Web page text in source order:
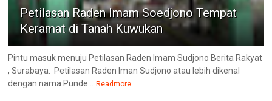
Petilasan Raden Imam Soedjono Tempat
Keramat di Tanah Kuwukan
Pintu masuk menuju Petilasan Raden Imam Sudjono Berita Rakyat
, Surabaya. Petilasan Raden Iman Sudjono atau lebih dikenal
dengan nama Punde... Readmore